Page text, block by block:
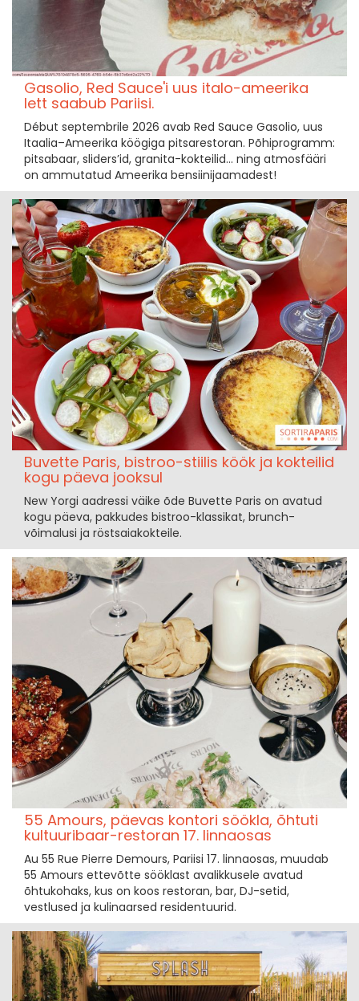
Gasolio, Red Sauce'i uus italo-ameerika
lett saabub Pariisi.
Début septembrile 2026 avab Red Sauce Gasolio, uus
Itaalia–Ameerika köögiga pitsarestoran. Põhiprogramm:
pitsabaar, sliders’id, granita-kokteilid... ning atmosfääri
on ammutatud Ameerika bensiinijaamadest!
Buvette Paris, bistroo-stiilis köök ja kokteilid
kogu päeva jooksul
New Yorgi aadressi väike õde Buvette Paris on avatud
kogu päeva, pakkudes bistroo-klassikat, brunch-
võimalusi ja röstsaiakokteile.
55 Amours, päevas kontori söökla, õhtuti
kultuuribaar-restoran 17. linnaosas
Au 55 Rue Pierre Demours, Pariisi 17. linnaosas, muudab
55 Amours ettevõtte sööklast avalikkusele avatud
õhtukohaks, kus on koos restoran, bar, DJ-setid,
vestlused ja kulinaarsed residentuurid.